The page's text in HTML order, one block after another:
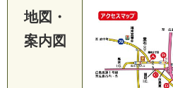
地図・
案内図